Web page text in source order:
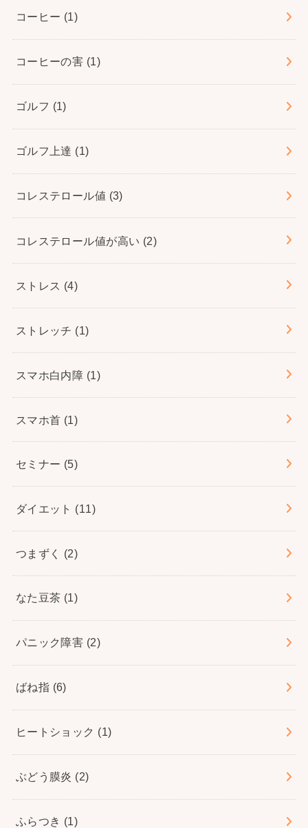
コーヒー (1)
コーヒーの害 (1)
ゴルフ (1)
ゴルフ上達 (1)
コレステロール値 (3)
コレステロール値が高い (2)
ストレス (4)
ストレッチ (1)
スマホ白内障 (1)
スマホ首 (1)
セミナー (5)
ダイエット (11)
つまずく (2)
なた豆茶 (1)
パニック障害 (2)
ばね指 (6)
ヒートショック (1)
ぶどう膜炎 (2)
ふらつき (1)